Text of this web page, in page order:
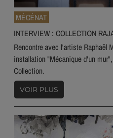
MÉCÉNAT
INTERVIEW : COLLECTION
Rencontre avec l'artiste Raphaël
installation "Mécanique d'un
Collection.
VOIR PLUS